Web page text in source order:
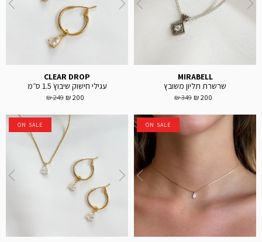
MIRABELL
שרשרת תליון משובץ
200 ₪
349 ₪
CLEAR DROP
עגילי חישוק שיבוץ 1.5 ס״מ
200 ₪
249 ₪
ON SALE
ON SALE